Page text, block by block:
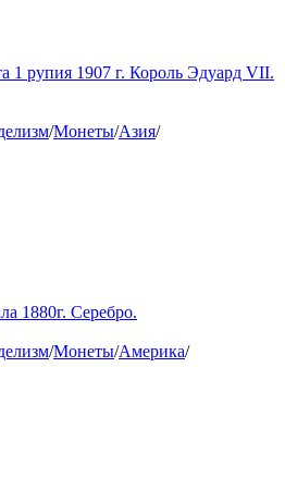
1 рупия 1907 г. Король Эдуард VII.
/Монеты/Азия/
1880г. Серебро.
/Монеты/Америка/